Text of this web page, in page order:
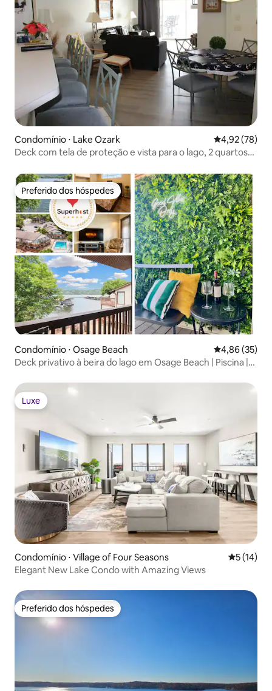
Condomínio ⋅ Lake Ozark 4,92 de uma
4,92 (78)
Deck com tela de proteção e vista para o lago, 2 quartos/2
Preferido dos hóspedes
Preferido dos hóspedes
Condomínio ⋅ Osage Beach 4,86 de uma
4,86 (35)
Deck privativo à beira do lago em Osage Beach | Piscina |
Luxe
Luxe
Condomínio ⋅ Village of Four Seasons 5 de uma
5 (14)
Elegant New Lake Condo with Amazing Views
Preferido dos hóspedes
Preferido dos hóspedes